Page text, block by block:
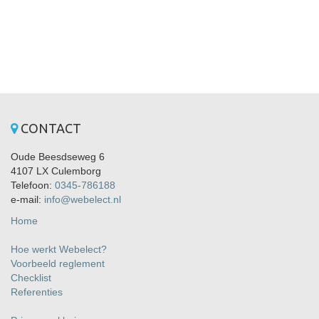
CONTACT
Oude Beesdseweg 6
4107 LX Culemborg
Telefoon: 0345-786188
e-mail: info@webelect.nl
Home
Hoe werkt Webelect?
Voorbeeld reglement
Checklist
Referenties